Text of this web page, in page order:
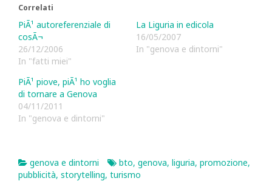
Correlati
PiÃ¹ autoreferenziale di
cosÃ¬
26/12/2006
In "fatti miei"
La Liguria in edicola
16/05/2007
In "genova e dintorni"
PiÃ¹ piove, piÃ¹ ho voglia
di tornare a Genova
04/11/2011
In "genova e dintorni"
genova e dintorni bto, genova, liguria, promozione,
pubblicità, storytelling, turismo